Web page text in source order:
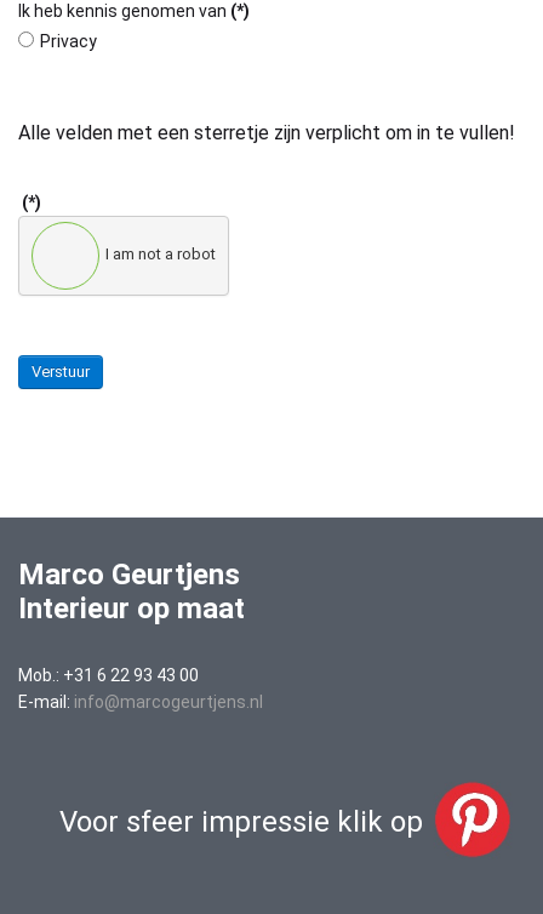
Ik heb kennis genomen van (*)
Privacy
Alle velden met een sterretje zijn verplicht om in te vullen!
(*)
I am not a robot
Verstuur
Marco Geurtjens
Interieur op maat
Mob.: +31 6 22 93 43 00
E-mail: info@marcogeurtjens.nl
Voor sfeer impressie klik op